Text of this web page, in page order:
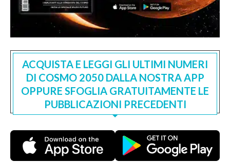
ACQUISTA E LEGGI GLI ULTIMI NUMERI
DI COSMO 2050 DALLA NOSTRA APP
OPPURE SFOGLIA GRATUITAMENTE LE
PUBBLICAZIONI PRECEDENTI